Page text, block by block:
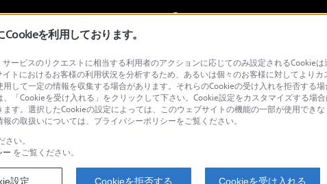
検索
ブル超短焦点プロジェクター」で
を利用しております。
ービスのリクエストに相当する利用者のアクションに応じてのみ設定されるCookie
トにおけるお客様の利用状況を分析するため、あるいは個々のお客様に対してより
して一定の情報を収集する場合があります。それらのCookieの受け入れを拒否する
「Cookieを受け入れる」をクリックして下さい。Cookie設定をカスタマイズする場
す。選択したCookieの設定によっては、このウェブサイトの機能の一部が使用でき
の取扱いについては、プライバシーポリシーをご覧ください。
さい。
ー をご覧ください。
設定 Cookieを拒否する Cookieを受け入れる